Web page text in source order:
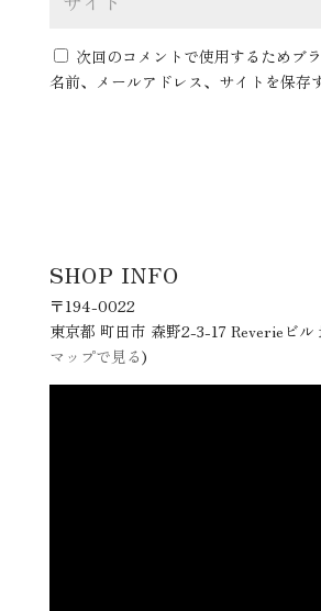
次回のコメントで使用するためブ
名前、メールアドレス、サイトを保存
SHOP INFO
〒194-0022
東京都 町田市 森野2-3-17 Reverieビル
マップで見る)